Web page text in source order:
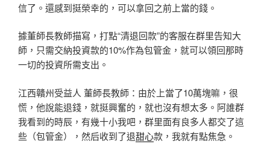
信了。還感到挺榮幸的，可以拿回之前上當的錢。
據董師長教師描寫，打點“清退回款”的客服在群里告知大
師，只需交納投資款的10%作為包管金，就可以領回那時
一切的投資所需支出。
江西贛州受益人 董師長教師：由於上當了10萬塊嘛，很
慌，他說能退錢，就挺興奮的，就也沒有想太多。阿誰群
我看到的時辰，有幾十小我吧，群里面有良多人都交了這
些（包管金），然后收到了退甜心款，我就有點焦急。